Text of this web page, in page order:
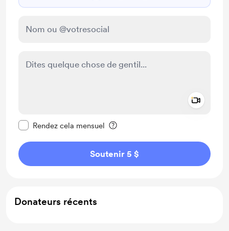
Rendez cela mensuel
Soutenir 5 $
Donateurs récents